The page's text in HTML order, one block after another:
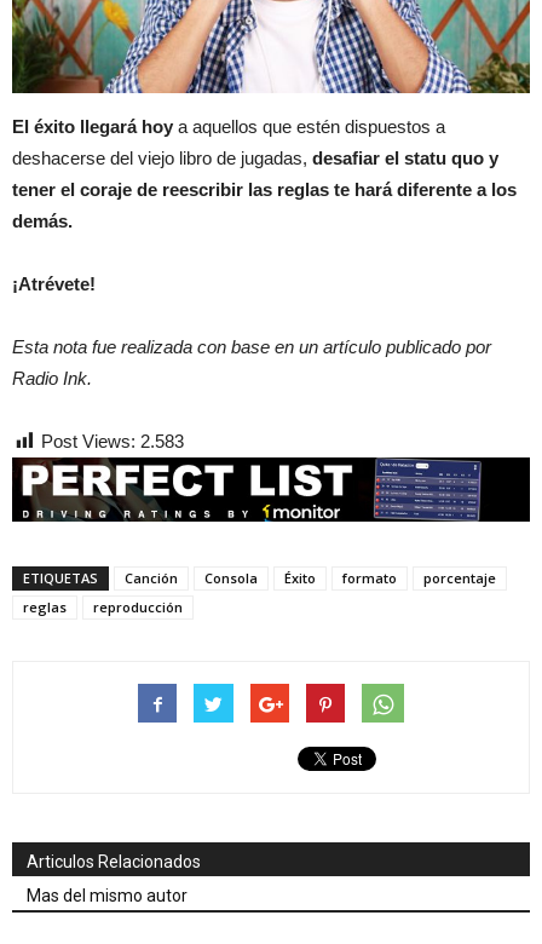
El éxito llegará hoy a aquellos que estén dispuestos a
deshacerse del viejo libro de jugadas, desafiar el statu quo y
tener el coraje de reescribir las reglas te hará diferente a los
demás.
¡Atrévete!
Esta nota fue realizada con base en un artículo publicado por
Radio Ink.
Post Views: 2.583
ETIQUETAS Canción Consola Éxito formato
porcentaje
reglas
reproducción
Articulos Relacionados
Mas del mismo autor